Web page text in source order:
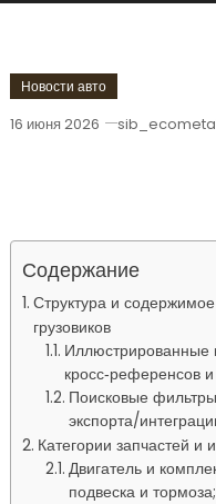
Новости авто
16 июня 2026
Содержание
Структура и
грузовиков
Иллюстрированные
кросс‑референсов
Поисковые
экспорта/
Категории запчастей
Двигатель и
подвеска и